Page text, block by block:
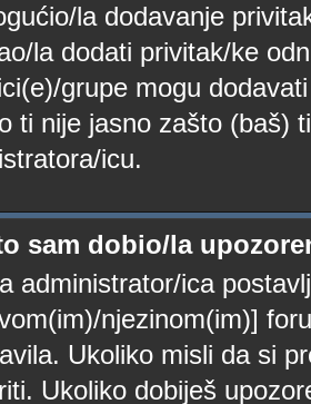
la dodavanje
la dodati privitak/ke
grupe mogu
ti nije jasno zašto (baš)
icu.
sam dobio/la
administrator/ica
njezinom(im)]
Ukoliko misli da si
Ukoliko dobiješ